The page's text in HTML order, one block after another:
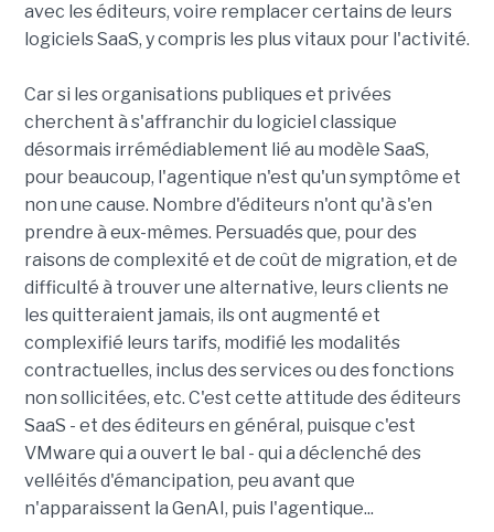
avec les éditeurs, voire remplacer certains de leurs
logiciels SaaS, y compris les plus vitaux pour l'activité.
Car si les organisations publiques et privées
cherchent à s'affranchir du logiciel classique
désormais irrémédiablement lié au modèle SaaS,
pour beaucoup, l'agentique n'est qu'un symptôme et
non une cause. Nombre d'éditeurs n'ont qu'à s'en
prendre à eux-mêmes. Persuadés que, pour des
raisons de complexité et de coût de migration, et de
difficulté à trouver une alternative, leurs clients ne
les quitteraient jamais, ils ont augmenté et
complexifié leurs tarifs, modifié les modalités
contractuelles, inclus des services ou des fonctions
non sollicitées, etc. C'est cette attitude des éditeurs
SaaS - et des éditeurs en général, puisque c'est
VMware qui a ouvert le bal - qui a déclenché des
velléités d'émancipation, peu avant que
n'apparaissent la GenAI, puis l'agentique...